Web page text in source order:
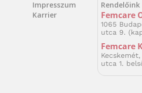
Impresszum
Karrier
Rendelőink
Femcare
1065
utca 9.
Femcare
utca 1.